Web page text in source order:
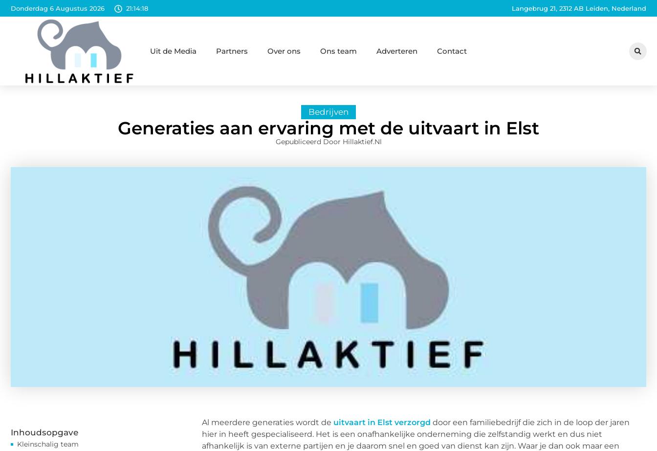
Donderdag 6 Augustus 2026 21:14:20 Langebrug 21, 2312 AB Leiden, Nederland
Uit de Media Partners Over ons Ons team Adverteren Contact
Bedrijven
Generaties aan ervaring met de uitvaart in Elst
Gepubliceerd Door Hillaktief.nl
Inhoudsopgave
Kleinschalig team
Al meerdere generaties wordt de uitvaart in Elst verzorgd door een familiebedrijf die zich in de loop der jaren
hier in heeft gespecialiseerd. Het is een onafhankelijke onderneming die zelfstandig werkt en dus niet
afhankelijk is van externe partijen en je daarom snel en goed van dienst kan zijn. Waar je dan ook maar een